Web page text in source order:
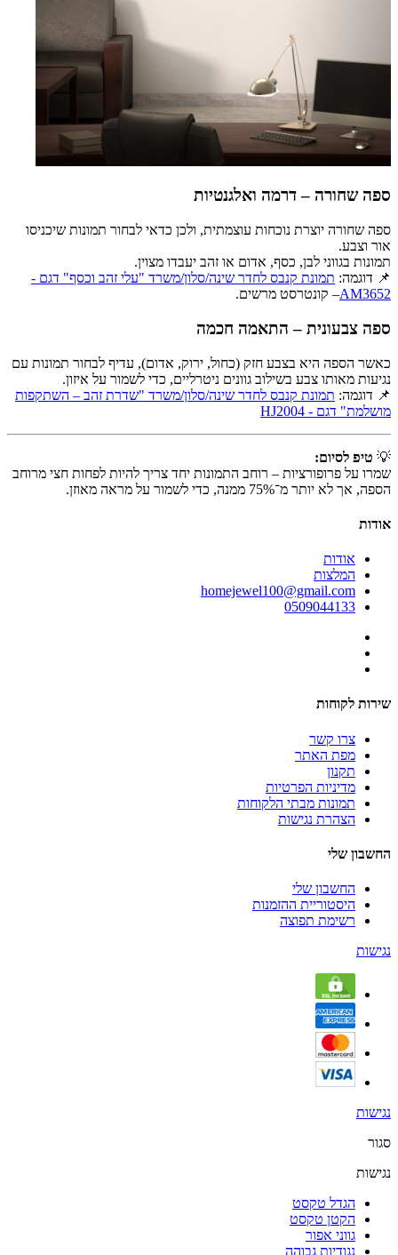
ספה שחורה – דרמה ואלגנטיות
ספה שחורה יוצרת נוכחות עוצמתית, ולכן כדאי לבחור תמונות שיכניסו
אור וצבע.
תמונות בגווני לבן, כסף, אדום או זהב יעבדו מצוין.
📌 דוגמה: תמונת קנבס לחדר שינה/סלון/משרד "עלי זהב וכסף" דגם -
AM3652– קונטרסט מרשים.
ספה צבעונית – התאמה חכמה
כאשר הספה היא בצבע חזק (כחול, ירוק, אדום), עדיף לבחור תמונות עם
נגיעות מאותו צבע בשילוב גוונים ניטרליים, כדי לשמור על איזון.
📌 דוגמה: תמונת קנבס לחדר שינה/סלון/משרד "שדרת זהב – השתקפות
מושלמת" דגם - HJ2004
💡 טיפ לסיום:
שמרו על פרופורציות – רוחב התמונות יחד צריך להיות לפחות חצי מרוחב
הספה, אך לא יותר מ־75% ממנה, כדי לשמור על מראה מאוזן.
אודות
אודות
המלצות
homejewel100@gmail.com
0509044133
שירות לקוחות
צרו קשר
מפת האתר
תקנון
מדיניות הפרטיות
תמונות מבתי הלקוחות
הצהרת נגישות
החשבון שלי
החשבון שלי
היסטוריית ההזמנות
רשימת תפוצה
נגישות
נגישות
סגור
נגישות
הגדל טקסט
הקטן טקסט
גווני אפור
נגודיות גבוהה